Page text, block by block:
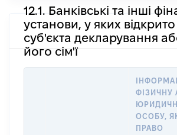
12.1. Банківські та інші
установи, у яких
суб'єкта декларування
його сім'ї
ФІЗИЧНУ
ОСОБУ,
ПРАВО